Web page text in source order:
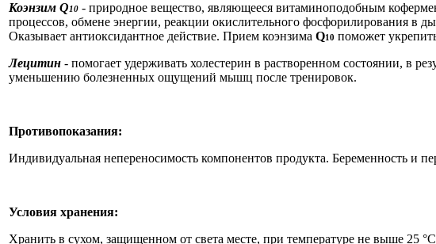
Коэнзим Q10 - природное вещество, являющееся витаминоподобным
процессов, обмене энергии, реакции окислительного фосфорилирования в
Оказывает антиоксидантное действие. Прием коэнзима Q10 поможет
Лецитин - помогает удерживать холестерин в растворенном состоянии, в
уменьшению болезненных ощущений мышц после тренировок.
Противопоказания:
Индивидуальная непереносимость компонентов продукта. Беременность и
Условия хранения:
Хранить в сухом, защищенном от света месте, при температуре не выше 25